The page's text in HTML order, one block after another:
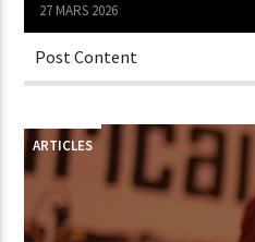
27 MARS 2026
Post Content
ARTICLES